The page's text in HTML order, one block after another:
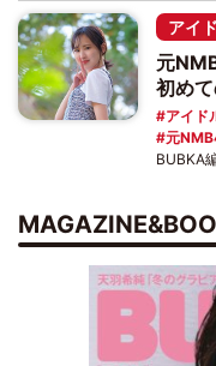
アイ
元
初め
アイド
元
BUBKA